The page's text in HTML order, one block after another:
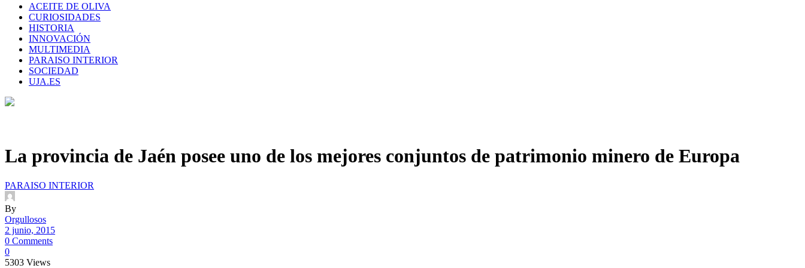
ACEITE DE OLIVA
CURIOSIDADES
HISTORIA
INNOVACIÓN
MULTIMEDIA
PARAISO INTERIOR
SOCIEDAD
UJA.ES
La provincia de Jaén posee uno de los mejores conjuntos de patrimonio minero de Europa
PARAISO INTERIOR
By
Orgullosos
2 junio, 2015
0 Comments
0
5303 Views